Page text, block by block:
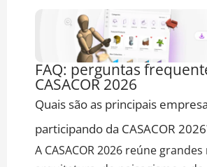
FAQ: perguntas
CASACOR 2026
Quais são as principais
participando da CASACOR
A CASACOR 2026 reúne